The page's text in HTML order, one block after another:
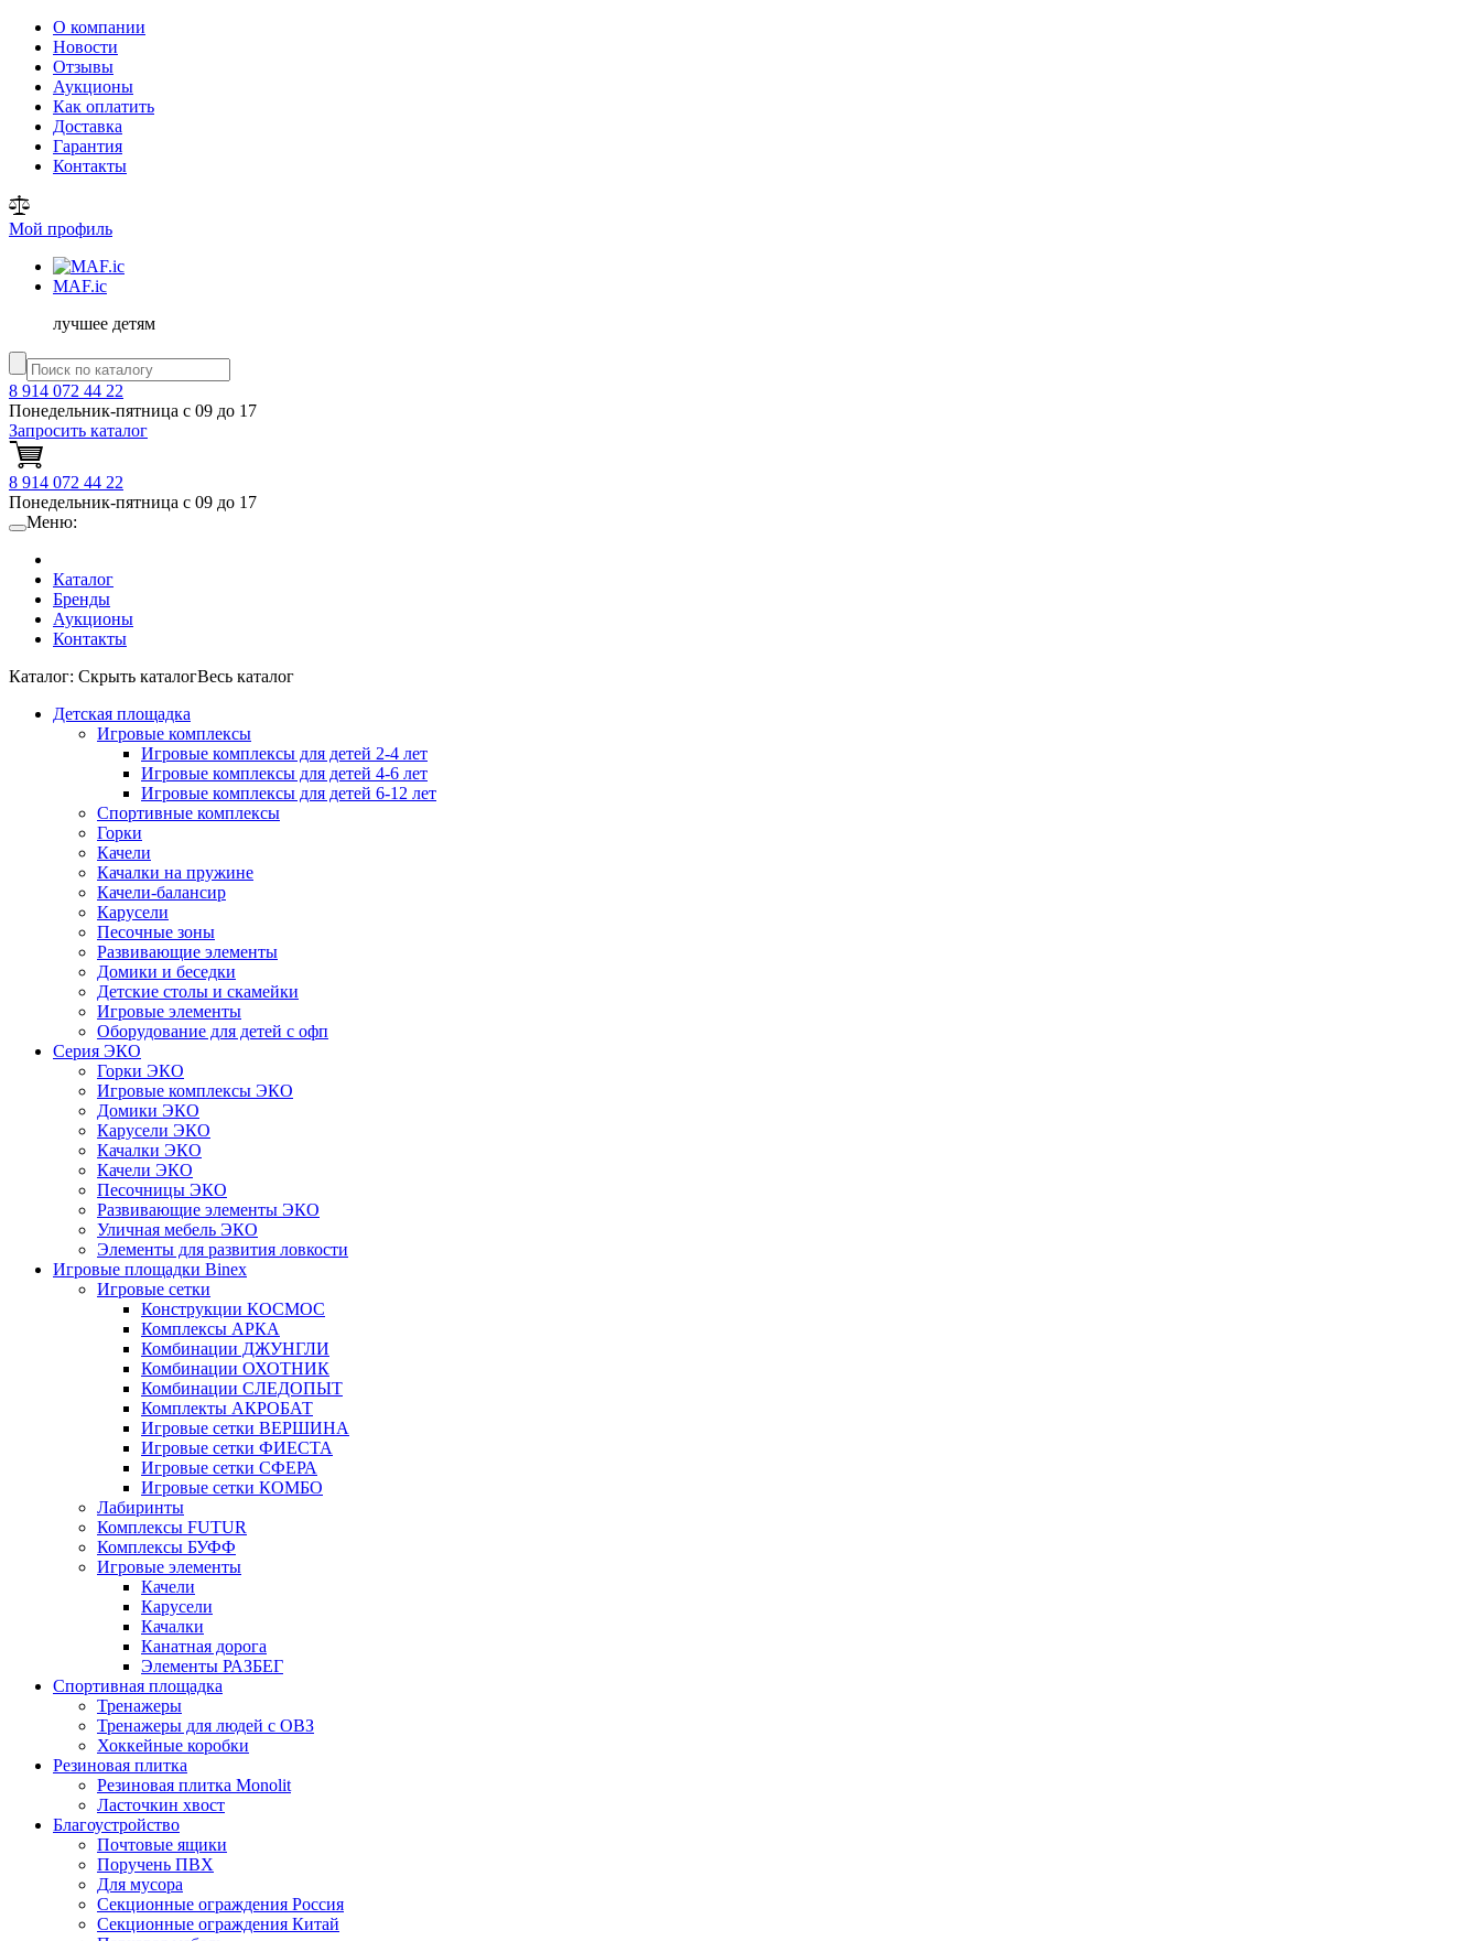
О компании
Новости
Отзывы
Аукционы
Как оплатить
Доставка
Гарантия
Контакты
Мой профиль
MAF.ic
лучшее детям
8 914 072 44 22
Понедельник-пятница с 09 до 17
Запросить каталог
8 914 072 44 22
Понедельник-пятница с 09 до 17
Меню:
Каталог
Бренды
Аукционы
Контакты
Каталог: Cкрыть каталогВесь каталог
Детская площадка
Игровые комплексы
Игровые комплексы для детей 2-4 лет
Игровые комплексы для детей 4-6 лет
Игровые комплексы для детей 6-12 лет
Спортивные комплексы
Горки
Качели
Качалки на пружине
Качели-балансир
Карусели
Песочные зоны
Развивающие элементы
Домики и беседки
Детские столы и скамейки
Игровые элементы
Оборудование для детей с офп
Серия ЭКО
Горки ЭКО
Игровые комплексы ЭКО
Домики ЭКО
Карусели ЭКО
Качалки ЭКО
Качели ЭКО
Песочницы ЭКО
Развивающие элементы ЭКО
Уличная мебель ЭКО
Элементы для развития ловкости
Игровые площадки Binex
Игровые сетки
Конструкции КОСМОС
Комплексы АРКА
Комбинации ДЖУНГЛИ
Комбинации ОХОТНИК
Комбинации СЛЕДОПЫТ
Комплекты АКРОБАТ
Игровые сетки ВЕРШИНА
Игровые сетки ФИЕСТА
Игровые сетки СФЕРА
Игровые сетки КОМБО
Лабиринты
Комплексы FUTUR
Комплексы БУФФ
Игровые элементы
Качели
Карусели
Качалки
Канатная дорога
Элементы РАЗБЕГ
Спортивная площадка
Тренажеры
Тренажеры для людей с ОВЗ
Хоккейные коробки
Резиновая плитка
Резиновая плитка Monolit
Ласточкин хвост
Благоустройство
Почтовые ящики
Поручень ПВХ
Для мусора
Секционные ограждения Россия
Секционные ограждения Китай